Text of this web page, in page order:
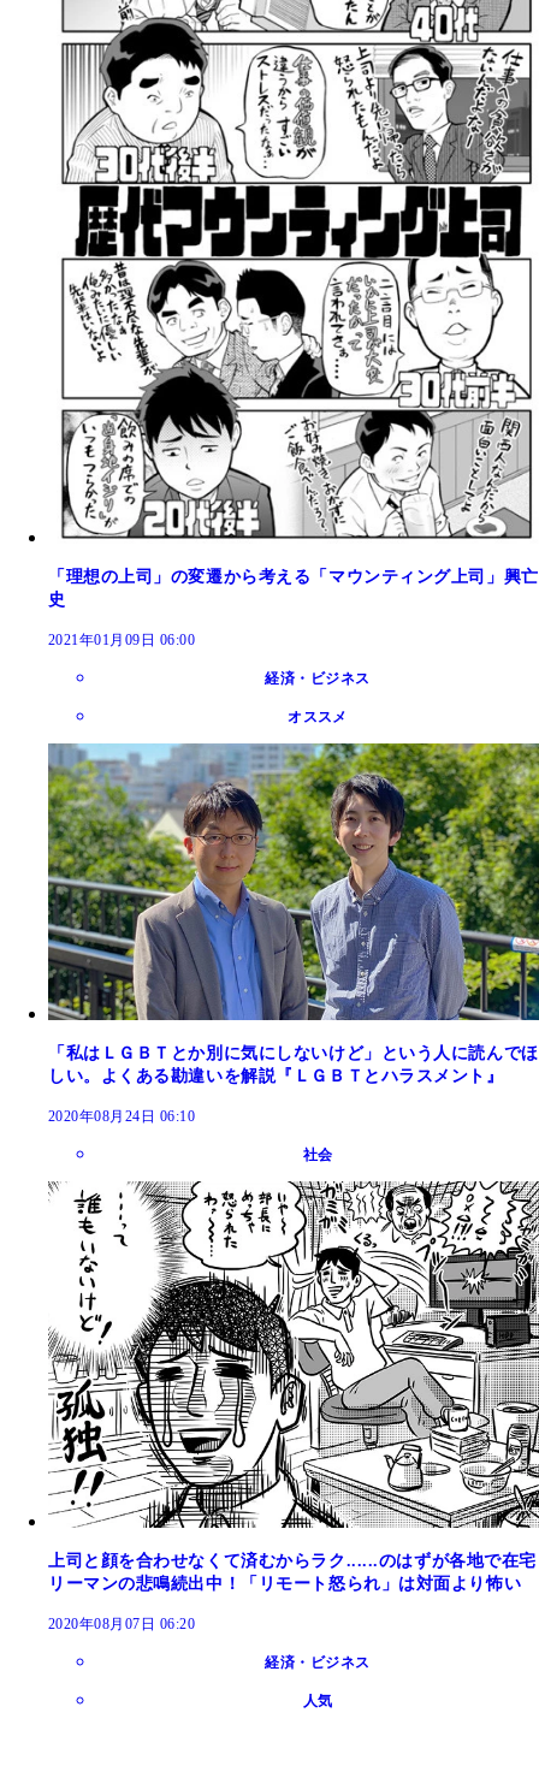
「理想の上司」の変遷から考える「マウンティング上司」興亡
史
2021年01月09日 06:00
経済・ビジネス
オススメ
「私はＬＧＢＴとか別に気にしないけど」という人に読んでほ
しい。よくある勘違いを解説『ＬＧＢＴとハラスメント』
2020年08月24日 06:10
社会
上司と顔を合わせなくて済むからラク......のはずが各地で在宅
リーマンの悲鳴続出中！「リモート怒られ」は対面より怖い
2020年08月07日 06:20
経済・ビジネス
人気